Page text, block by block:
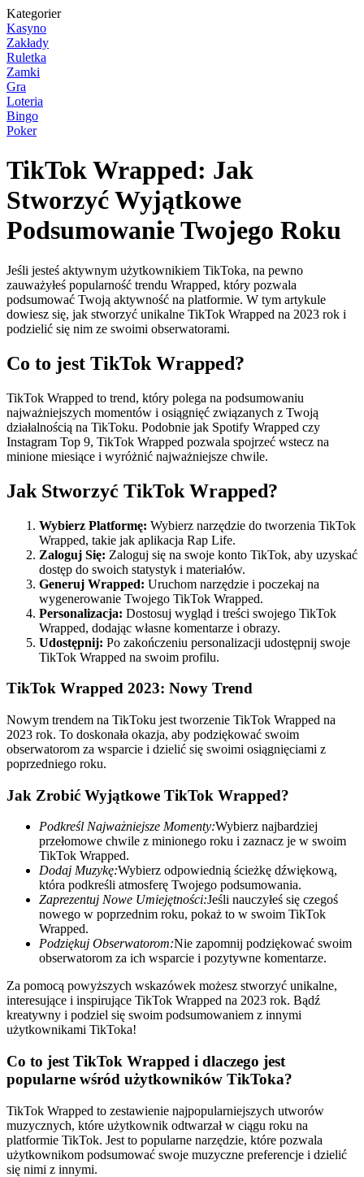
Kategorier
Kasyno
Zakłady
Ruletka
Zamki
Gra
Loteria
Bingo
Poker
TikTok Wrapped: Jak
Stworzyć Wyjątkowe
Podsumowanie Twojego Roku
Jeśli jesteś aktywnym użytkownikiem TikToka, na pewno
zauważyłeś popularność trendu Wrapped, który pozwala
podsumować Twoją aktywność na platformie. W tym artykule
dowiesz się, jak stworzyć unikalne TikTok Wrapped na 2023 rok i
podzielić się nim ze swoimi obserwatorami.
Co to jest TikTok Wrapped?
TikTok Wrapped to trend, który polega na podsumowaniu
najważniejszych momentów i osiągnięć związanych z Twoją
działalnością na TikToku. Podobnie jak Spotify Wrapped czy
Instagram Top 9, TikTok Wrapped pozwala spojrzeć wstecz na
minione miesiące i wyróżnić najważniejsze chwile.
Jak Stworzyć TikTok Wrapped?
Wybierz Platformę: Wybierz narzędzie do tworzenia TikTok
Wrapped, takie jak aplikacja Rap Life.
Zaloguj Się: Zaloguj się na swoje konto TikTok, aby uzyskać
dostęp do swoich statystyk i materiałów.
Generuj Wrapped: Uruchom narzędzie i poczekaj na
wygenerowanie Twojego TikTok Wrapped.
Personalizacja: Dostosuj wygląd i treści swojego TikTok
Wrapped, dodając własne komentarze i obrazy.
Udostępnij: Po zakończeniu personalizacji udostępnij swoje
TikTok Wrapped na swoim profilu.
TikTok Wrapped 2023: Nowy Trend
Nowym trendem na TikToku jest tworzenie TikTok Wrapped na
2023 rok. To doskonała okazja, aby podziękować swoim
obserwatorom za wsparcie i dzielić się swoimi osiągnięciami z
poprzedniego roku.
Jak Zrobić Wyjątkowe TikTok Wrapped?
Podkreśl Najważniejsze Momenty:Wybierz najbardziej
przełomowe chwile z minionego roku i zaznacz je w swoim
TikTok Wrapped.
Dodaj Muzykę:Wybierz odpowiednią ścieżkę dźwiękową,
która podkreśli atmosferę Twojego podsumowania.
Zaprezentuj Nowe Umiejętności:Jeśli nauczyłeś się czegoś
nowego w poprzednim roku, pokaż to w swoim TikTok
Wrapped.
Podziękuj Obserwatorom:Nie zapomnij podziękować swoim
obserwatorom za ich wsparcie i pozytywne komentarze.
Za pomocą powyższych wskazówek możesz stworzyć unikalne,
interesujące i inspirujące TikTok Wrapped na 2023 rok. Bądź
kreatywny i podziel się swoim podsumowaniem z innymi
użytkownikami TikToka!
Co to jest TikTok Wrapped i dlaczego jest
popularne wśród użytkowników TikToka?
TikTok Wrapped to zestawienie najpopularniejszych utworów
muzycznych, które użytkownik odtwarzał w ciągu roku na
platformie TikTok. Jest to popularne narzędzie, które pozwala
użytkownikom podsumować swoje muzyczne preferencje i dzielić
się nimi z innymi.